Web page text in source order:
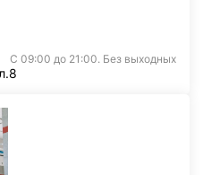
С 09:00 до 21:00. Без выходных